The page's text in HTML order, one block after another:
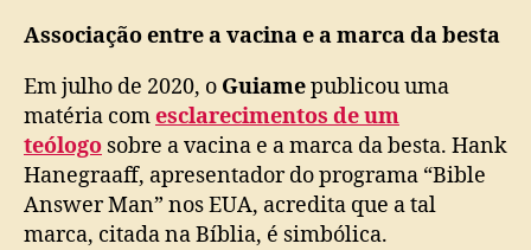
Associação entre a vacina e a marca da besta
Em julho de 2020, o Guiamepublicou uma
matéria comesclarecimentos de um
teólogo sobre a vacina e a marca da besta. Hank
Hanegraaff, apresentador do programa “Bible
Answer Man” nos EUA, acredita que a tal
marca, citada na Bíblia, é simbólica.